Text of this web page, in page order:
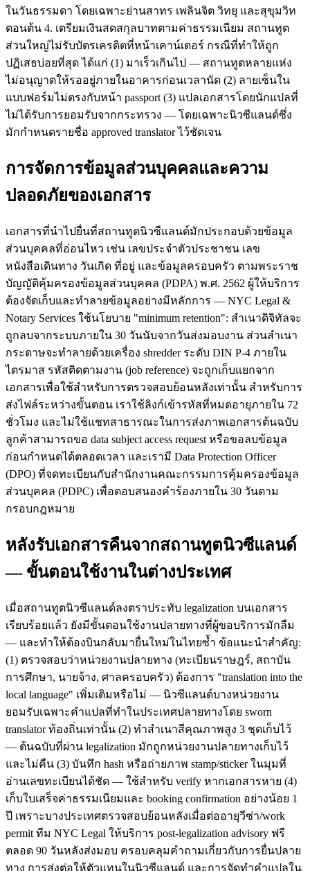
ในวันธรรมดา โดยเฉพาะย่านสาทร เพลินจิต วิทยุ และสุขุมวิท
ตอนต้น 4. เตรียมเงินสดสกุลบาทตามค่าธรรมเนียม สถานทูต
ส่วนใหญ่ไม่รับบัตรเครดิตที่หน้าเคาน์เตอร์ กรณีที่ทำให้ถูก
ปฏิเสธบ่อยที่สุด ได้แก่ (1) มาเร็วเกินไป — สถานทูตหลายแห่ง
ไม่อนุญาตให้รออยู่ภายในอาคารก่อนเวลานัด (2) ลายเซ็นใน
แบบฟอร์มไม่ตรงกับหน้า passport (3) แปลเอกสารโดยนักแปลที่
ไม่ได้รับการยอมรับจากกระทรวง — โดยเฉพาะนิวซีแลนด์ซึ่ง
มักกำหนดรายชื่อ approved translator ไว้ชัดเจน
การจัดการข้อมูลส่วนบุคคลและความ
ปลอดภัยของเอกสาร
เอกสารที่นำไปยื่นที่สถานทูตนิวซีแลนด์มักประกอบด้วยข้อมูล
ส่วนบุคคลที่อ่อนไหว เช่น เลขประจำตัวประชาชน เลข
หนังสือเดินทาง วันเกิด ที่อยู่ และข้อมูลครอบครัว ตามพระราช
บัญญัติคุ้มครองข้อมูลส่วนบุคคล (PDPA) พ.ศ. 2562 ผู้ให้บริการ
ต้องจัดเก็บและทำลายข้อมูลอย่างมีหลักการ — NYC Legal &
Notary Services ใช้นโยบาย "minimum retention": สำเนาดิจิทัลจะ
ถูกลบจากระบบภายใน 30 วันนับจากวันส่งมอบงาน ส่วนสำเนา
กระดาษจะทำลายด้วยเครื่อง shredder ระดับ DIN P-4 ภายใน
ไตรมาส รหัสติดตามงาน (job reference) จะถูกเก็บแยกจาก
เอกสารเพื่อใช้สำหรับการตรวจสอบย้อนหลังเท่านั้น สำหรับการ
ส่งไฟล์ระหว่างขั้นตอน เราใช้ลิงก์เข้ารหัสที่หมดอายุภายใน 72
ชั่วโมง และไม่ใช้แชทสาธารณะในการส่งภาพเอกสารต้นฉบับ
ลูกค้าสามารถขอ data subject access request หรือขอลบข้อมูล
ก่อนกำหนดได้ตลอดเวลา และเรามี Data Protection Officer
(DPO) ที่จดทะเบียนกับสำนักงานคณะกรรมการคุ้มครองข้อมูล
ส่วนบุคคล (PDPC) เพื่อตอบสนองคำร้องภายใน 30 วันตาม
กรอบกฎหมาย
หลังรับเอกสารคืนจากสถานทูตนิวซีแลนด์
— ขั้นตอนใช้งานในต่างประเทศ
เมื่อสถานทูตนิวซีแลนด์ลงตราประทับ legalization บนเอกสาร
เรียบร้อยแล้ว ยังมีขั้นตอนใช้งานปลายทางที่ผู้ขอบริการมักลืม
— และทำให้ต้องบินกลับมายื่นใหม่ในไทยซ้ำ ข้อแนะนำสำคัญ:
(1) ตรวจสอบว่าหน่วยงานปลายทาง (ทะเบียนราษฎร์, สถาบัน
การศึกษา, นายจ้าง, ศาลครอบครัว) ต้องการ "translation into the
local language" เพิ่มเติมหรือไม่ — นิวซีแลนด์บางหน่วยงาน
ยอมรับเฉพาะคำแปลที่ทำในประเทศปลายทางโดย sworn
translator ท้องถิ่นเท่านั้น (2) ทำสำเนาสีคุณภาพสูง 3 ชุดเก็บไว้
— ต้นฉบับที่ผ่าน legalization มักถูกหน่วยงานปลายทางเก็บไว้
และไม่คืน (3) บันทึก hash หรือถ่ายภาพ stamp/sticker ในมุมที่
อ่านเลขทะเบียนได้ชัด — ใช้สำหรับ verify หากเอกสารหาย (4)
เก็บใบเสร็จค่าธรรมเนียมและ booking confirmation อย่างน้อย 1
ปี เพราะบางประเทศตรวจสอบย้อนหลังเมื่อต่ออายุวีซ่า/work
permit ทีม NYC Legal ให้บริการ post-legalization advisory ฟรี
ตลอด 90 วันหลังส่งมอบ ครอบคลุมคำถามเกี่ยวกับการยื่นปลาย
ทาง การส่งต่อให้ตัวแทนในนิวซีแลนด์ และการจัดทำคำแปลใน